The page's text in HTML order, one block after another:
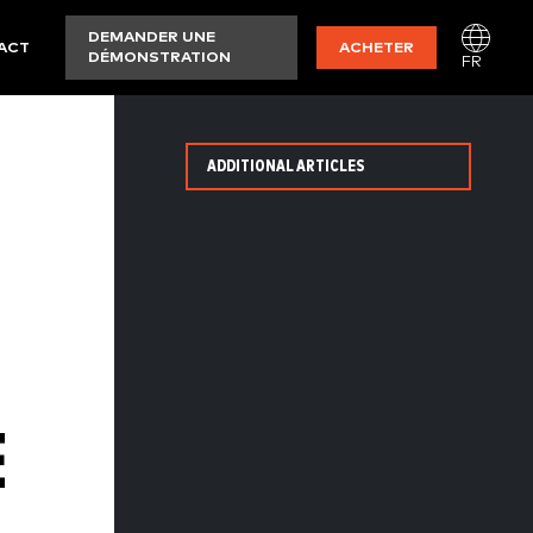
DEMANDER UNE
DÉMONSTRATION
ACHETER
FR
ADDITIONAL ARTICLES